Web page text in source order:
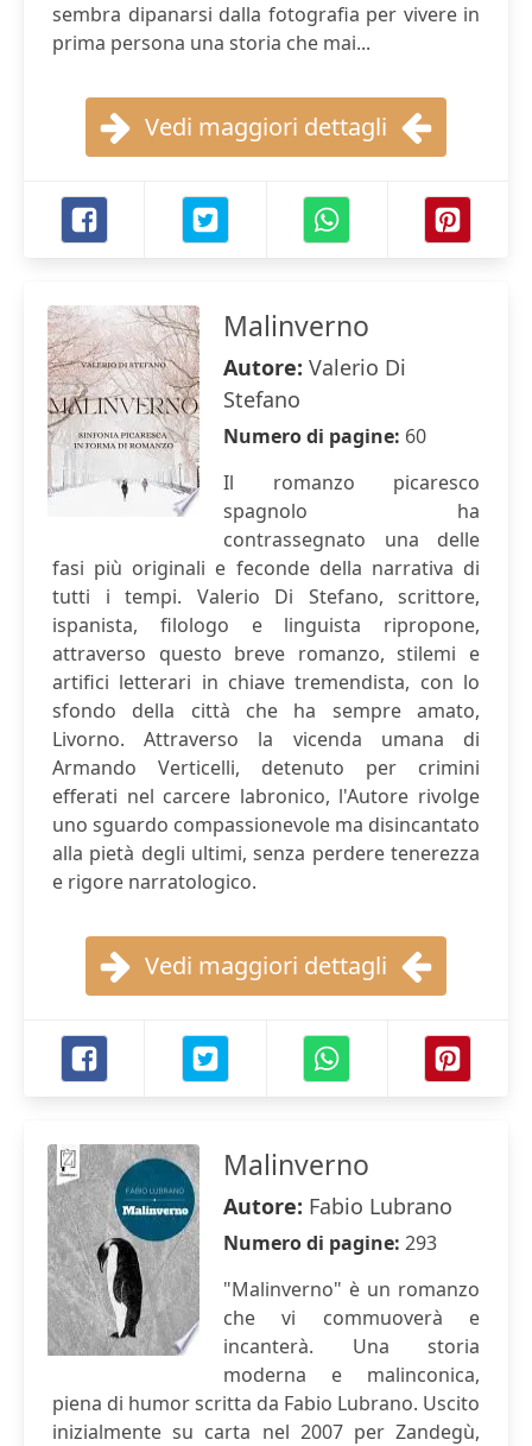
sembra dipanarsi dalla fotografia per vivere in
prima persona una storia che mai...
Vedi maggiori dettagli
Malinverno
Autore: Valerio Di
Stefano
Numero di pagine: 60
Il romanzo picaresco
spagnolo ha
contrassegnato una delle
fasi più originali e feconde della narrativa di
tutti i tempi. Valerio Di Stefano, scrittore,
ispanista, filologo e linguista ripropone,
attraverso questo breve romanzo, stilemi e
artifici letterari in chiave tremendista, con lo
sfondo della città che ha sempre amato,
Livorno. Attraverso la vicenda umana di
Armando Verticelli, detenuto per crimini
efferati nel carcere labronico, l'Autore rivolge
uno sguardo compassionevole ma disincantato
alla pietà degli ultimi, senza perdere tenerezza
e rigore narratologico.
Vedi maggiori dettagli
Malinverno
Autore: Fabio Lubrano
Numero di pagine: 293
"Malinverno" è un romanzo
che vi commuoverà e
incanterà. Una storia
moderna e malinconica,
piena di humor scritta da Fabio Lubrano. Uscito
inizialmente su carta nel 2007 per Zandegù,